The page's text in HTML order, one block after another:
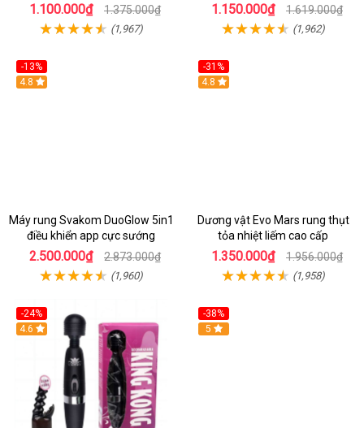
1.100.000₫ 1.375.000₫
(1,967)
1.150.000₫ 1.619.000₫
(1,962)
-13%
4.8
Máy rung Svakom DuoGlow 5in1
điều khiển app cực sướng
2.500.000₫ 2.873.000₫
(1,960)
-31%
4.8
Dương vật Evo Mars rung thụt
tỏa nhiệt liếm cao cấp
1.350.000₫ 1.956.000₫
(1,958)
-24%
4.6
-38%
Hot
5